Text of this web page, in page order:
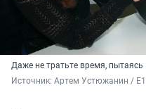
Даже не тратьте время, пытаясь
Источник: Артем Устюжанин /